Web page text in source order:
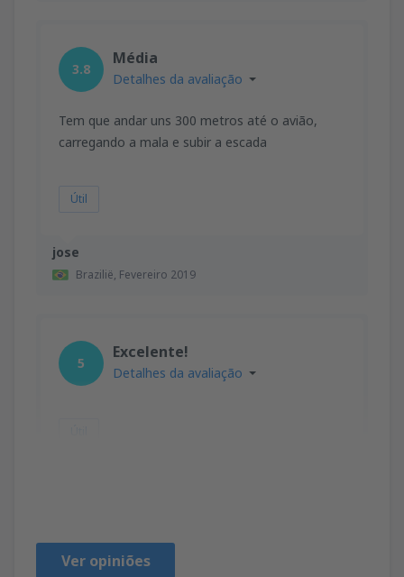
jose
Brazilië, Fevereiro 2019
3.8
Média
Detalhes da avaliação
Tem que andar uns 300 metros até o avião,
carregando a mala e subir a escada
Útil
5
Excelente!
Detalhes da avaliação
Ver opiniões